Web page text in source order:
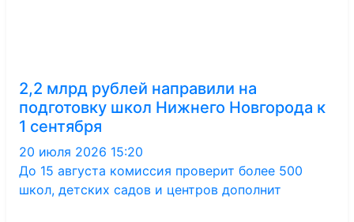
2,2 млрд рублей направили на
подготовку школ Нижнего Новгорода к
1 сентября
20 июля 2026 15:20
До 15 августа комиссия проверит более 500
школ, детских садов и центров дополнит